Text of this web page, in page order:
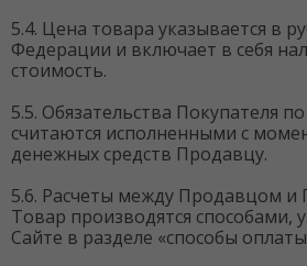
5.4. Цена товара указывается в
Федерации и включает в себя
стоимость.
5.5. Обязательства Покупателя
считаются исполненными с
денежных средств Продавцу.
5.6. Расчеты между Продавцом и
Товар производятся способами,
Сайте в разделе «способы